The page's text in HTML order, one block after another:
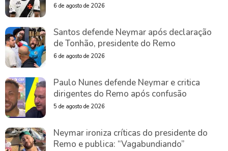
6 de agosto de 2026
Santos defende Neymar após declaração
de Tonhão, presidente do Remo
6 de agosto de 2026
Paulo Nunes defende Neymar e critica
dirigentes do Remo após confusão
5 de agosto de 2026
Neymar ironiza críticas do presidente do
Remo e publica: “Vagabundiando”